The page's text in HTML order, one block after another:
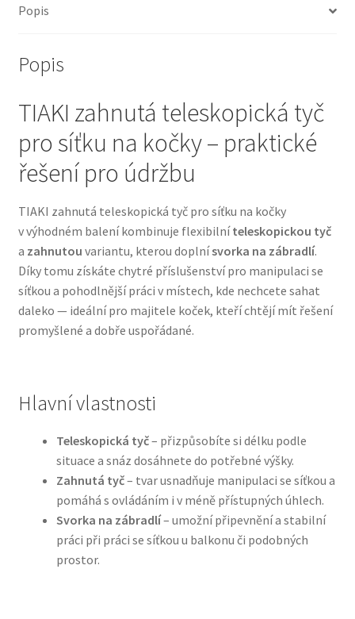
Brit pro psy
Granule pro psy
Natural Trainer pro psy — Italské krmivo s
přírodními složkami
Happy Dog — Německá kvalita a přirozené složení
Hill’s pro psy
Hračky pro psy
N&D Farmina pro psy — Italské holistic krmivo
Oblečky pro psy
Pamlsky pro psy
Pelíšky pro psy
Ortopedické pelíšky
Popis
Popis
TIAKI zahnutá teleskopická tyč
pro síťku na kočky – praktické
řešení pro údržbu
TIAKI zahnutá teleskopická tyč pro síťku na kočky
v výhodném balení kombinuje flexibilníteleskopickou tyč
a zahnutou variantu, kterou doplnísvorka na zábradlí.
Díky tomu získáte chytré příslušenství pro manipulaci se
síťkou a pohodlnější práci v místech, kde nechcete sahat
daleko — ideální pro majitele koček, kteří chtějí mít řešení
promyšlené a dobře uspořádané.
Hlavní vlastnosti
Teleskopická tyč– přizpůsobíte si délku podle
situace a snáz dosáhnete do potřebné výšky.
Zahnutá tyč– tvar usnadňuje manipulaci se síťkou a
pomáhá s ovládáním i v méně přístupných úhlech.
Svorka na zábradlí– umožní připevnění a stabilní
práci při práci se síťkou u balkonu či podobných
prostor.